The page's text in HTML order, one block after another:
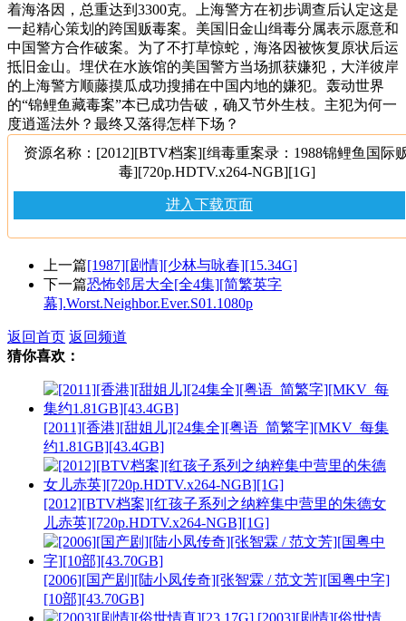
着海洛因，总重达到3300克。上海警方在初步调查后认定这是
一起精心策划的跨国贩毒案。美国旧金山缉毒分属表示愿意和
中国警方合作破案。为了不打草惊蛇，海洛因被恢复原状后运
抵旧金山。埋伏在水族馆的美国警方当场抓获嫌犯，大洋彼岸
的上海警方顺藤摸瓜成功搜捕在中国内地的嫌犯。轰动世界
的“锦鲤鱼藏毒案”本已成功告破，确又节外生枝。主犯为何一
度逍遥法外？最终又落得怎样下场？
资源名称：[2012][BTV档案][缉毒重案录：1988锦鲤鱼国际
毒][720p.HDTV.x264-NGB][1G]
进入下载页面
上一篇[1987][剧情][少林与咏春][15.34G]
下一篇恐怖邻居大全[全4集][简繁英字
幕].Worst.Neighbor.Ever.S01.1080p
返回首页 返回频道
猜你喜欢：
[2011][香港][甜姐儿][24集全][粤语_简繁字][MKV_每集
约1.81GB][43.4GB]
[2012][BTV档案][红孩子系列之纳粹集中营里的朱德女
儿赤英][720p.HDTV.x264-NGB][1G]
[2006][国产剧][陆小凤传奇][张智霖 / 范文芳][国粤中字]
[10部][43.70GB]
[2003][剧情][俗世情